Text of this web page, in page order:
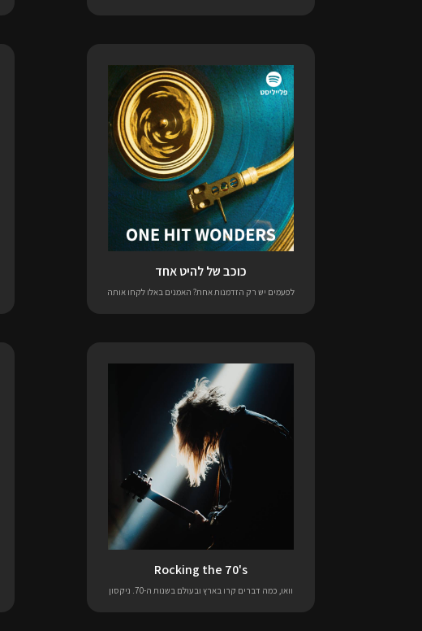
כוכב של להיט אחד
לפעמים יש רק הזדמנות אחת? האמנים באלו לקחו אותה
Rocking the 70's
וואו, כמה דברים קרו בארץ ובעולם בשנות ה-70. ניקסון